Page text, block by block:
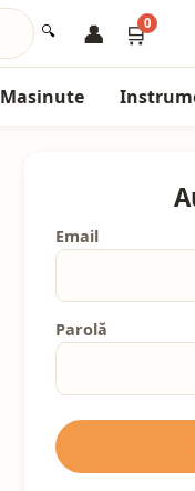
🔍 👤 🛒0
Masinute
Email
Parolă